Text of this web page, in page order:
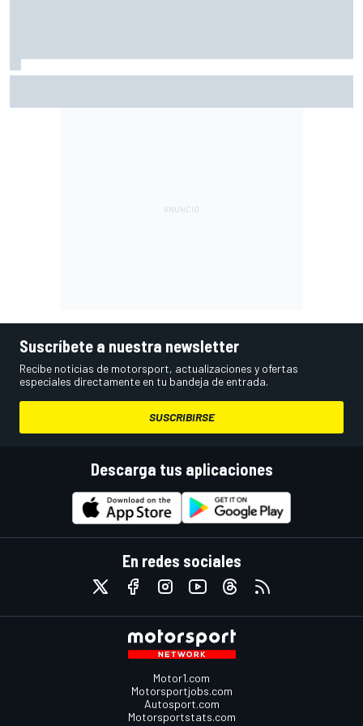
Suscríbete a nuestra newsletter
Recibe noticias de motorsport, actualizaciones y ofertas
especiales directamente en tu bandeja de entrada.
SUSCRIBIRSE
Descarga tus aplicaciones
En redes sociales
Motor1.com
Motorsportjobs.com
Autosport.com
Motorsportstats.com